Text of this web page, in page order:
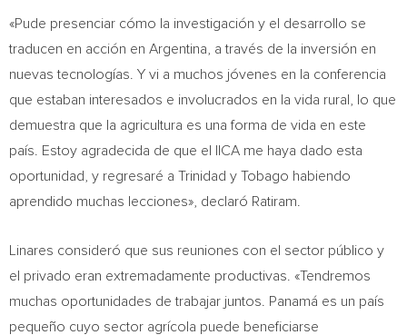
«Pude presenciar cómo la investigación y el desarrollo se
traducen en acción en Argentina, a través de la inversión en
nuevas tecnologías. Y vi a muchos jóvenes en la conferencia
que estaban interesados e involucrados en la vida rural, lo que
demuestra que la agricultura es una forma de vida en este
país. Estoy agradecida de que el IICA me haya dado esta
oportunidad, y regresaré a Trinidad y Tobago habiendo
aprendido muchas lecciones», declaró Ratiram.
Linares consideró que sus reuniones con el sector público y
el privado eran extremadamente productivas. «Tendremos
muchas oportunidades de trabajar juntos. Panamá es un país
pequeño cuyo sector agrícola puede beneficiarse